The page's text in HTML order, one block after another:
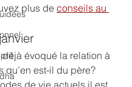
plus de conseils au
évoqué la relation à
qu’en est-il du père?
de vie actuels il est